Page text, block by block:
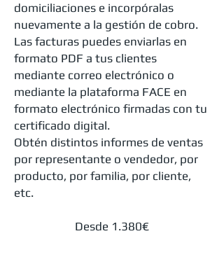
domiciliaciones e incorpóralas
nuevamente a la gestión de cobro.
Las facturas puedes enviarlas en
formato PDF a tus clientes
mediante correo electrónico o
mediante la plataforma FACE en
formato electrónico firmadas con tu
certificado digital.
Obtén distintos informes de ventas
por representante o vendedor, por
producto, por familia, por cliente,
etc.
Desde 1.380€